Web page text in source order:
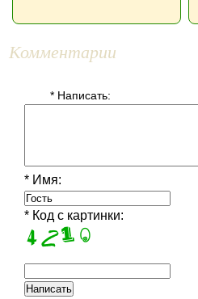
Комментарии
* Написать:
* Имя:
* Код с картинки: